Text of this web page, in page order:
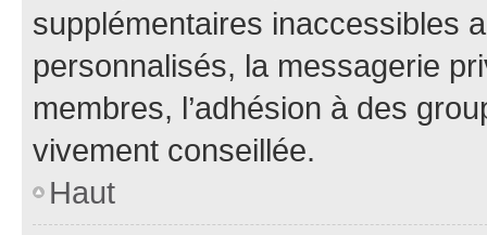
supplémentaires inaccessibles
personnalisés, la messagerie
membres, l’adhésion à des
vivement conseillée.
Haut